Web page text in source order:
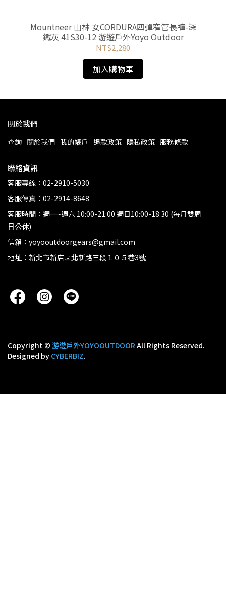
Mountneer 山林 女CORDURA四彈窄管長褲-深
鐵灰 41S30-12 游遊戶外Yoyo Outdoor
NT$2,280
加入購物車
關於我們
查詢 關於我們 我的帳戶 退款政策 隱私政策 服務條款
聯絡資訊
客服專線：02-2910-5030
客服傳真：02-2914-8648
客服時間：週一~週六 10:00-21:00 週日10:00-18:30 (每月雙周
日公休)
信箱：yoyooutdoorgears@gmail.com
地址：新北市新店區北新路三段１０５巷3號
Copyright © 游遊戶外YOYOOUTDOORAll Rights Reserved.
Designed by CYBERBIZ.